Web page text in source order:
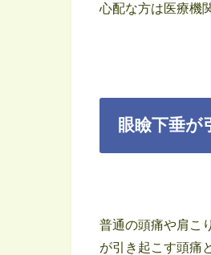
心配な方は医療機
眼瞼下垂が
普通の頭痛や肩こ
が引き起こす頭痛